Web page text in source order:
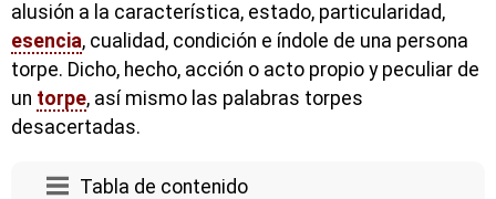
alusión a la característica, estado, particularidad,
esencia, cualidad, condición e índole de una persona
torpe. Dicho, hecho, acción o acto propio y peculiar de
un torpe, así mismo las palabras torpes
desacertadas.
Tabla de contenido